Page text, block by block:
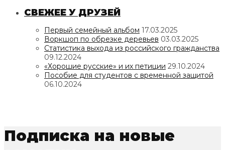
СВЕЖЕЕ У ДРУЗЕЙ
Первый семейный альбом 17.03.2025
Воркшоп по обрезке деревьев 03.03.2025
Статистика выхода из российского гражданства
09.12.2024
«Хорошие русские» и их петиции 29.10.2024
Пособие для студентов с временной защитой
06.10.2024
Подписка на новые